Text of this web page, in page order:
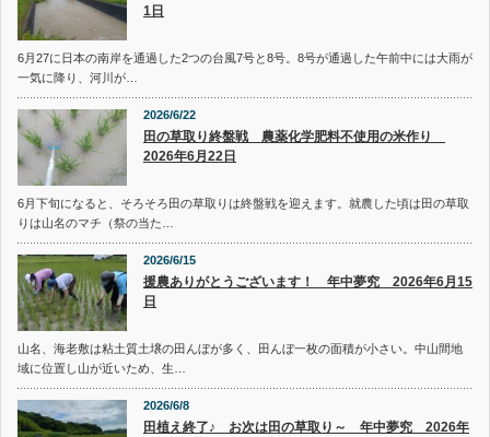
1日
6月27に日本の南岸を通過した2つの台風7号と8号。8号が通過した午前中には大雨が
一気に降り、河川が…
2026/6/22
田の草取り終盤戦 農薬化学肥料不使用の米作り
2026年6月22日
6月下旬になると、そろそろ田の草取りは終盤戦を迎えます。就農した頃は田の草取
りは山名のマチ（祭の当た…
2026/6/15
援農ありがとうございます！ 年中夢究 2026年6月15
日
山名、海老敷は粘土質土壌の田んぼが多く、田んぼ一枚の面積が小さい。中山間地
域に位置し山が近いため、生…
2026/6/8
田植え終了♪ お次は田の草取り～ 年中夢究 2026年